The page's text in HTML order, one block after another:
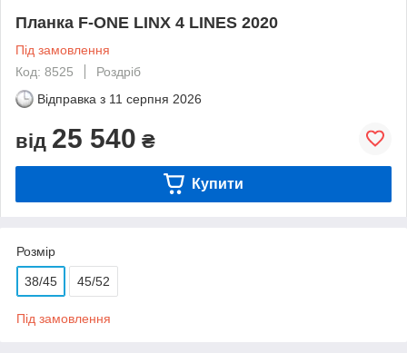
Планка F-ONE LINX 4 LINES 2020
Під замовлення
Код: 8525
Роздріб
Відправка з 11 серпня 2026
від 25 540 ₴
Купити
Розмір
38/45 45/52
Під замовлення